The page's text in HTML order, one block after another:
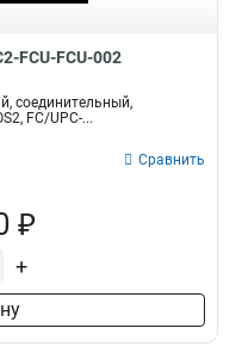
FCU-FCU-002
соединительный,
FC/UPC-...
Сравнить
₽
+